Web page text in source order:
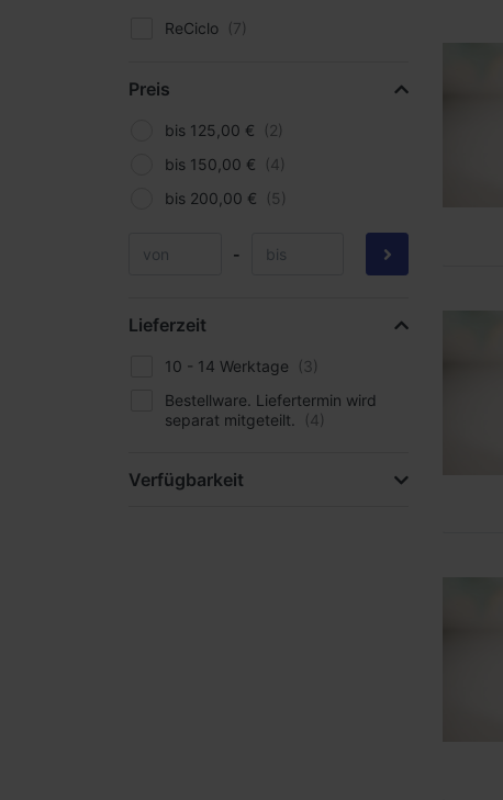
ReCiclo
Preis
bis 125,00 €
bis 150,00 €
bis 200,00 €
-
Lieferzeit
10 - 14 Werktage
Bestellware. Liefertermin wird
separat mitgeteilt.
Verfügbarkeit